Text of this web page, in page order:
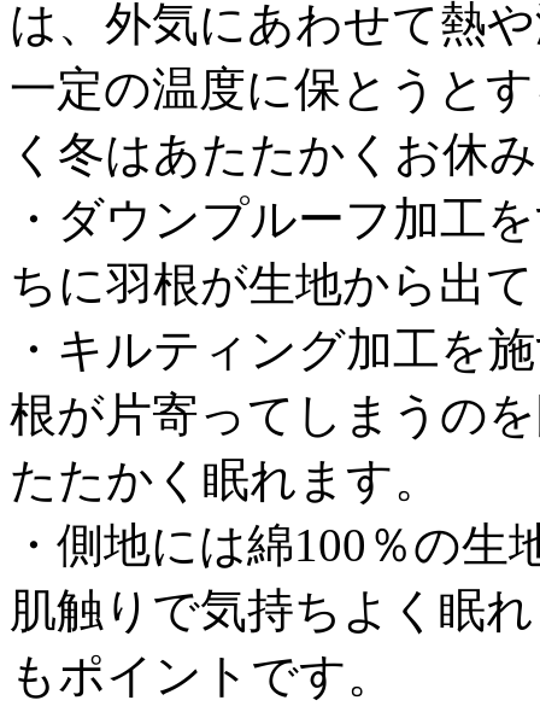
は、外気にあわせて熱
一定の温度に保とうと
く冬はあたたかくお休
・ダウンプルーフ加工
ちに羽根が生地から出
・キルティング加工を
根が片寄ってしまうの
たたかく眠れます。
・側地には綿100％の
肌触りで気持ちよく眠
もポイントです。